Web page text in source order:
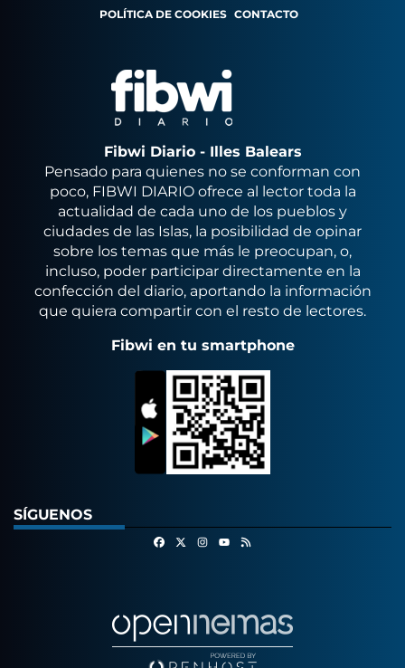
POLÍTICA DE COOKIES CONTACTO
Fibwi Diario - Illes Balears
Pensado para quienes no se conforman con
poco, FIBWI DIARIO ofrece al lector toda la
actualidad de cada uno de los pueblos y
ciudades de las Islas, la posibilidad de opinar
sobre los temas que más le preocupan, o,
incluso, poder participar directamente en la
confección del diario, aportando la información
que quiera compartir con el resto de lectores.
Fibwi en tu smartphone
SÍGUENOS
FacebookInstagram